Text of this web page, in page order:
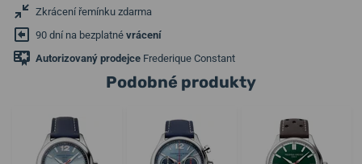
Zkrácení řemínku zdarma
90 dní na bezplatné vrácení
Autorizovaný prodejce Frederique Constant
Podobné produkty